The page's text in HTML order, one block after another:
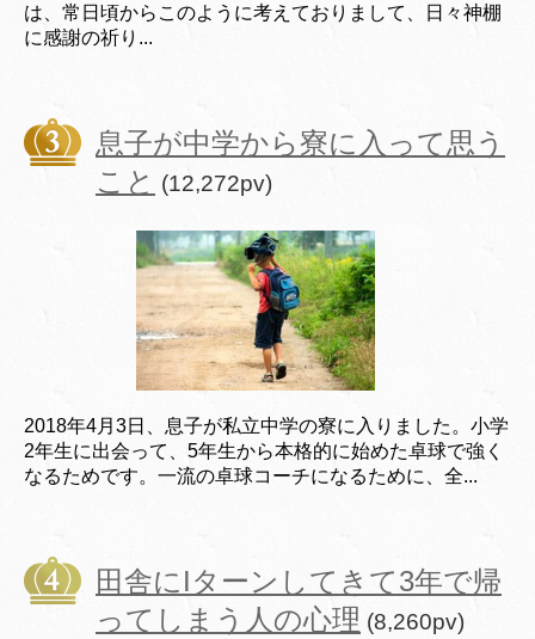
は、常日頃からこのように考えておりまして、日々神棚
に感謝の祈り...
息子が中学から寮に入って思う
こと (12,272pv)
2018年4月3日、息子が私立中学の寮に入りました。小学
2年生に出会って、5年生から本格的に始めた卓球で強く
なるためです。一流の卓球コーチになるために、全...
田舎にIターンしてきて3年で帰
ってしまう人の心理 (8,260pv)